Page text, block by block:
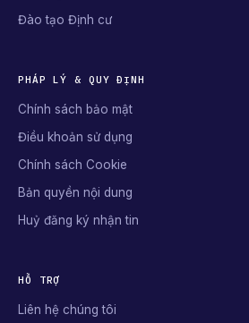
Đào tạo Định cư
PHÁP LÝ & QUY ĐỊNH
Chính sách bảo mật
Điều khoản sử dụng
Chính sách Cookie
Bản quyền nội dung
Huỷ đăng ký nhận tin
HỖ TRỢ
Liên hệ chúng tôi